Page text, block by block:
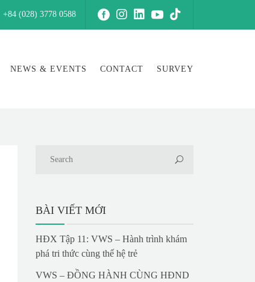
+84 (028) 3778 0588
NEWS & EVENTS CONTACT SURVEY
BÀI VIẾT MỚI
HĐX Tập 11: VWS – Hành trình khám
phá tri thức cùng thế hệ trẻ
VWS – ĐỒNG HÀNH CÙNG HĐND